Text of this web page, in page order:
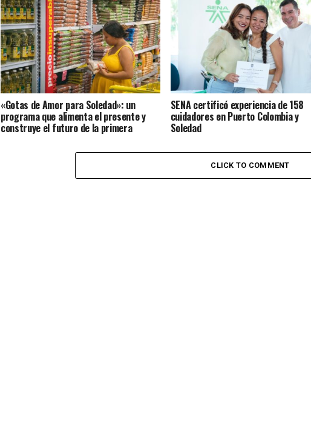
«Gotas de Amor para Soledad»: un
programa que alimenta el presente y
construye el futuro de la primera
SENA certificó experiencia de 158
cuidadores en Puerto Colombia y
Soledad
CLICK TO COMMENT